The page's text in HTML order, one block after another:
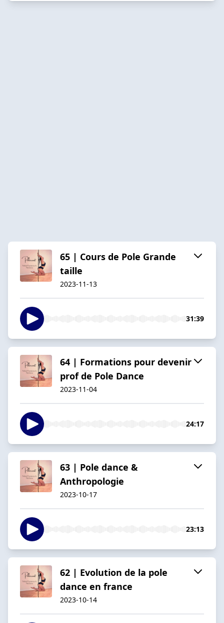
65 | Cours de Pole Grande
taille
2023-11-13
31:39
64 | Formations pour devenir
prof de Pole Dance
2023-11-04
24:17
63 | Pole dance &
Anthropologie
2023-10-17
23:13
62 | Evolution de la pole
dance en france
2023-10-14